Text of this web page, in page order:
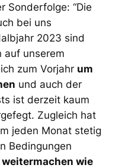
Sonderfolge: “Die
bei uns
2023 sind
auf unserem
zum Vorjahr um
und auch der
ist derzeit kaum
Zugleich hat
jeden Monat stetig
Bedingungen
wie